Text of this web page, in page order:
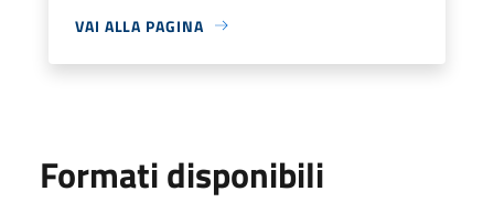
VAI ALLA PAGINA
Formati disponibili